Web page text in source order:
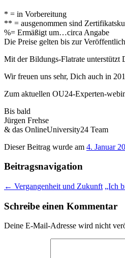
* = in Vorbereitung
** = ausgenommen sind
%= Ermäßigt um…circa Angabe
Die Preise gelten bis zur
Mit der Bildungs-Flatrate unterstützt
Wir freuen uns sehr, Dich auch in
Zum aktuellen OU24-Experten-
Bis bald
Jürgen Frehse
& das OnlineUniversity24 Team
Dieser Beitrag wurde am 4. Januar
Beitragsnavigation
← Vergangenheit und Zukunft „Ich
Schreibe einen Kommentar
Deine E-Mail-Adresse wird nicht